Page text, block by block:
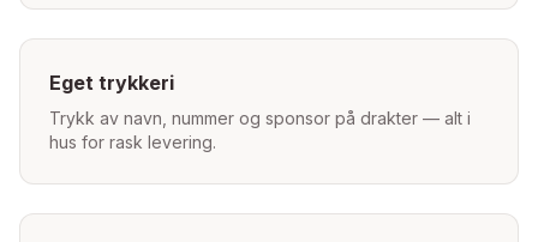
Eget trykkeri
Trykk av navn, nummer og sponsor på drakter — alt i
hus for rask levering.